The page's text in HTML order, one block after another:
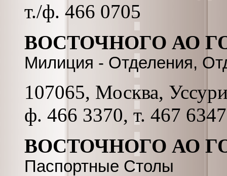
т./ф. 466 0705
ВОСТОЧНОГО АО
Милиция - Отделения,
107065, Москва,
ф. 466 3370, т. 467 6347
ВОСТОЧНОГО АО
Паспортные Столы